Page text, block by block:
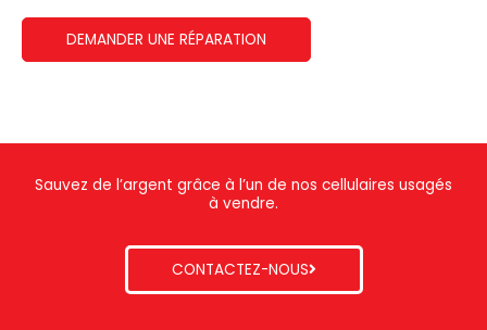
DEMANDER UNE RÉPARATION
Sauvez de l’argent grâce à l’un de nos cellulaires usagés
à vendre.
CONTACTEZ-NOUS